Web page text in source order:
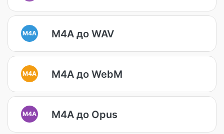
M4A M4A до WAV
M4A M4A до WebM
M4A M4A до Opus